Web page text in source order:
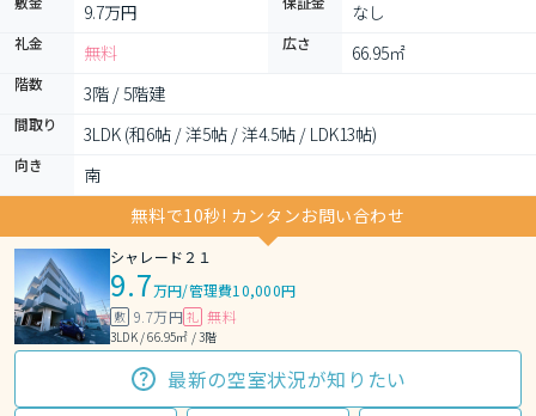
9.7万円 なし
礼金 無料 広さ 66.95㎡
階数 3階 / 5階建
間取り 3LDK (和6帖 / 洋5帖 / 洋4.5帖 / LDK13帖)
向き
南
無料で10秒! カンタンお問い合わせ
シャレード２１
9.7万円/管理費10,000円
敷 9.7万円 礼 無料
3LDK / 66.95㎡ / 3階
最新の空室状況が知りたい